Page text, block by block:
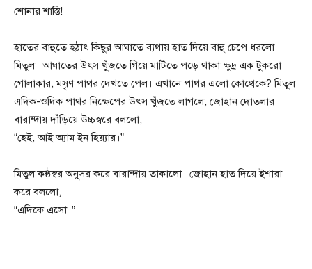
শোনার শাস্তি!
হাতের বাহুতে হঠাৎ কিছুর আঘাতে ব্যথায় হাত দিয়ে বাহু চেপে ধরলো
মিতুল। আঘাতের উৎস খুঁজতে গিয়ে মাটিতে পড়ে থাকা ক্ষুদ্র এক টুকরো
গোলাকার, মসৃণ পাথর দেখতে পেল। এখানে পাথর এলো কোত্থেকে? মিতুল
এদিক-ওদিক পাথর নিক্ষেপের উৎস খুঁজতে লাগলে, জোহান দোতলার
বারান্দায় দাঁড়িয়ে উচ্চস্বরে বললো,
“হেই, আই অ্যাম ইন হিয়‍্যার।”
মিতুল কণ্ঠস্বর অনুসর করে বারান্দায় তাকালো। জোহান হাত দিয়ে ইশারা
করে বললো,
“এদিকে এসো।”